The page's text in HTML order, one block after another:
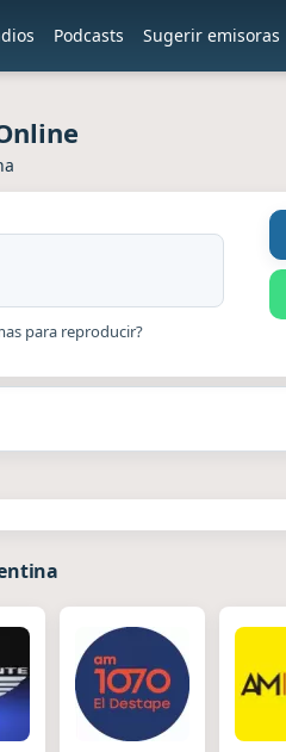
Podcasts Sugerir emisoras
para reproducir?